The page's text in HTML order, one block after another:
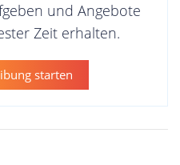
und Angebote
Zeit erhalten.
starten